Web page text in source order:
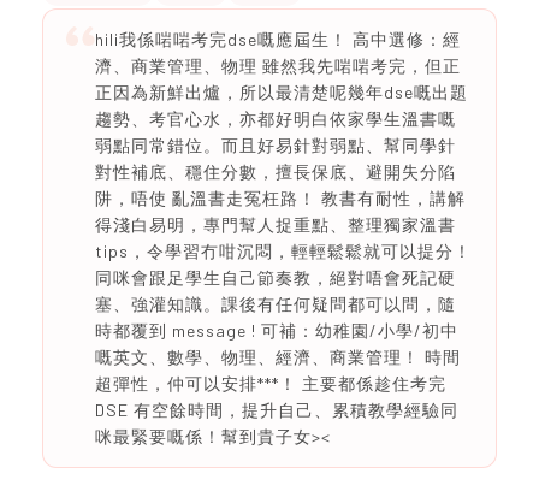
hili我係啱啱考完dse嘅應屆生！ 高中選修：經
濟、商業管理、物理 雖然我先啱啱考完，但正
正因為新鮮出爐，所以最清楚呢幾年dse嘅出題
趨勢、考官心水，亦都好明白依家學生溫書嘅
弱點同常錯位。而且好易針對弱點、幫同學針
對性補底、穩住分數，擅長保底、避開失分陷
阱，唔使 亂溫書走冤枉路！ 教書有耐性，講解
得淺白易明，專門幫人捉重點、整理獨家溫書
tips，令學習冇咁沉悶，輕輕鬆鬆就可以提分！
同咪會跟足學生自己節奏教，絕對唔會死記硬
塞、強灌知識。課後有任何疑問都可以問，隨
時都覆到 message ! 可補：幼稚園/小學/初中
嘅英文、數學、物理、經濟、商業管理！ 時間
超彈性，仲可以安排***！ 主要都係趁住考完
DSE 有空餘時間，提升自己、累積教學經驗同
咪最緊要嘅係！幫到貴子女><